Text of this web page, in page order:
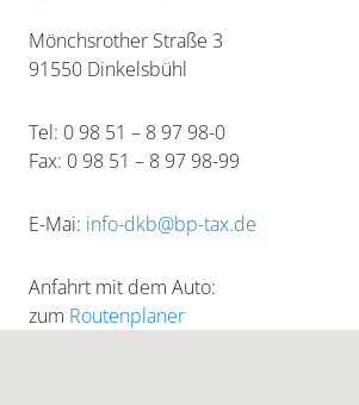
Mönchsrother Straße 3
91550 Dinkelsbühl
Tel: 0 98 51 – 8 97 98-0
Fax: 0 98 51 – 8 97 98-99
E-Mai: info-dkb@bp-tax.de
Anfahrt mit dem Auto:
zum Routenplaner